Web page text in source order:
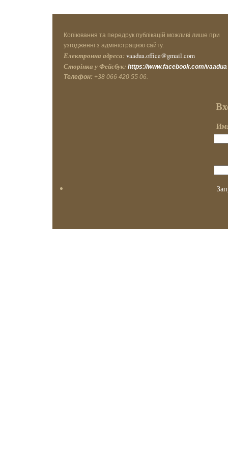
Копіювання та передрук публікацій можливі лише при
узгодженні з адміністрацією сайту.
Електронна адреса: vaadua.office@gmail.com
Сторінка у Фейсбук: https://www.facebook.com/vaadua
Телефон: +38 066 420 55 06.